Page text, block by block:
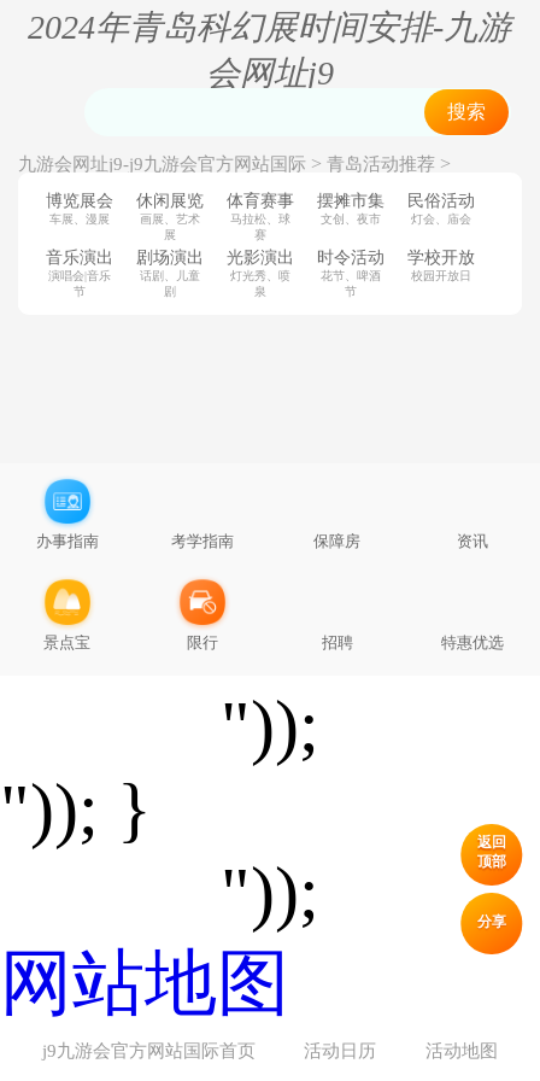
2024年青岛科幻展时间安排-九游
会网址j9
搜索
九游会网址j9-j9九游会官方网站国际 > 青岛活动推荐 >
青岛休闲展览 >青岛科幻展
博览展会
车展、漫展
休闲展览
画展、艺术
展
体育赛事
马拉松、球
赛
摆摊市集
文创、夜市
民俗活动
灯会、庙会
音乐演出
演唱会|音乐
节
剧场演出
话剧、儿童
剧
光影演出
灯光秀、喷
泉
时令活动
花节、啤酒
节
学校开放
校园开放日
j9九游会官方网站国际首页 活动日历 活动地图
返回
顶部
分享
办事指南 考学指南 保障房 资讯
景点宝 限行 招聘 特惠优选
"));
")); }
"));
网站地图